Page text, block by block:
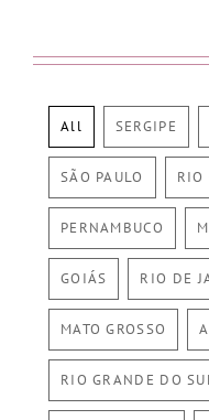
All SERGIPE
SÃO PAULO RIO
PERNAMBUCO
GOIÁS RIO DE
MATO GROSSO
RIO GRANDE DO